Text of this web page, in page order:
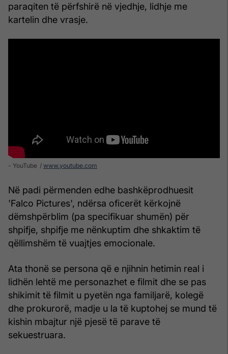
paraqiten të përfshirë në vjedhje, lidhje me
kartelin dhe vrasje.
- YouTube www.youtube.com
Në padi përmenden edhe bashkëprodhuesit
'Falco Pictures', ndërsa oficerët kërkojnë
dëmshpërblim (pa specifikuar shumën) për
shpifje, shpifje me nënkuptim dhe shkaktim të
qëllimshëm të vuajtjes emocionale.
Ata thonë se persona që e njihnin hetimin real i
lidhën lehtë me personazhet e filmit dhe se pas
shikimit të filmit u pyetën nga familjarë, kolegë
dhe prokurorë, madje u la të kuptohej se mund të
kishin mbajtur një pjesë të parave të
sekuestruara.